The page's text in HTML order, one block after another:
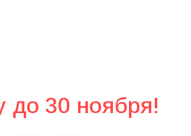
до 30 ноября!